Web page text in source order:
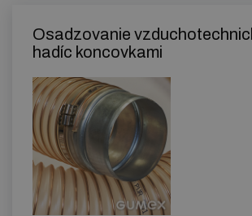
Osadzovanie
hadíc koncovkami